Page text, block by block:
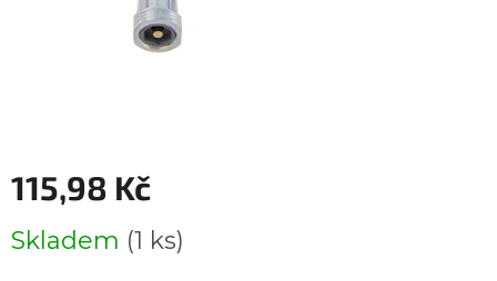
115,98 Kč
cena:
Skladem (1 ks)